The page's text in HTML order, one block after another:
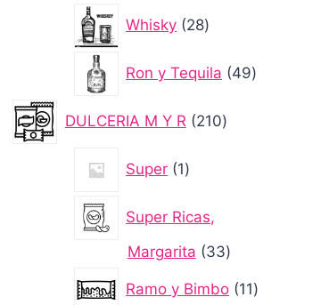
Whisky 28
productos
Ron y Tequila
49
productos
DULCERIA M Y R 210
productos
Super 1
producto
Super Ricas,
Margarita 3333
Ramo y Bimbo 11